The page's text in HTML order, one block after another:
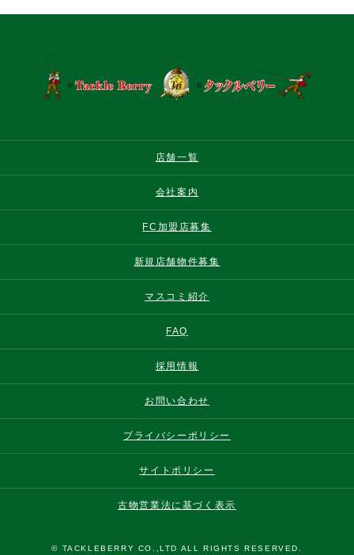
店舗一覧
会社案内
FC加盟店募集
新規店舗物件募集
マスコミ紹介
FAQ
採用情報
お問い合わせ
プライバシーポリシー
サイトポリシー
古物営業法に基づく表示
© TACKLEBERRY CO.,LTD ALL RIGHTS RESERVED.